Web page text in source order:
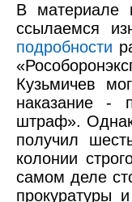
В материале
ссылаемся
подробности
Кузьмичев
наказание -
штраф».
получил
колонии
самом деле
прокуратуры